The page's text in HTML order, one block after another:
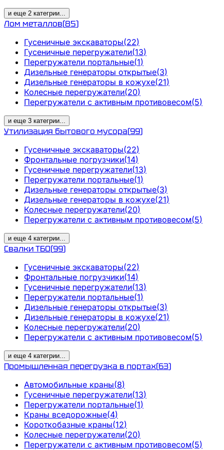
и еще 2 категрии...
Лом металлов(85)
Гусеничные экскаваторы(22)
Гусеничные перегружатели(13)
Перегружатели портальные(1)
Дизельные генераторы открытые(3)
Дизельные генераторы в кожухе(21)
Колесные перегружатели(20)
Перегружатели с активным противовесом(5)
и еще 3 категрии...
Утилизация бытового мусора(99)
Гусеничные экскаваторы(22)
Фронтальные погрузчики(14)
Гусеничные перегружатели(13)
Перегружатели портальные(1)
Дизельные генераторы открытые(3)
Дизельные генераторы в кожухе(21)
Колесные перегружатели(20)
Перегружатели с активным противовесом(5)
и еще 4 категрии...
Свалки ТБО(99)
Гусеничные экскаваторы(22)
Фронтальные погрузчики(14)
Гусеничные перегружатели(13)
Перегружатели портальные(1)
Дизельные генераторы открытые(3)
Дизельные генераторы в кожухе(21)
Колесные перегружатели(20)
Перегружатели с активным противовесом(5)
и еще 4 категрии...
Промышленная перегрузка в портах(63)
Автомобильные краны(8)
Гусеничные перегружатели(13)
Перегружатели портальные(1)
Краны вседорожные(4)
Короткобазные краны(12)
Колесные перегружатели(20)
Перегружатели с активным противовесом(5)